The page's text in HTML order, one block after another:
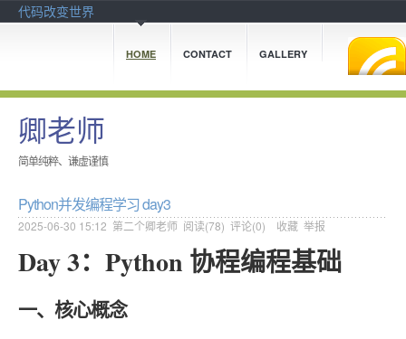
代码改变世界
HOME CONTACT GALLERY
卿老师
简单纯粹、谦虚谨慎
Python并发编程学习 day3
2025-06-30 15:12 第二个卿老师 阅读(78) 评论(0) 收藏 举报
Day 3：Python 协程编程基础
一、核心概念